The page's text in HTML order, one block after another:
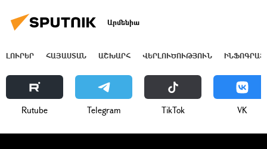
Արմենիա
ԼՈՒՐԵՐ ՀԱՅԱՍՏԱՆ ԱՇԽԱՐՀ ՎԵՐԼՈՒԾՈՒԹՅՈՒՆ
Rutube Telegram ТikТоk VK